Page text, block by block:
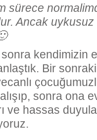
sürece
Ancak uykusuz
kendimizin
Bir
sonra ona
ve hassas